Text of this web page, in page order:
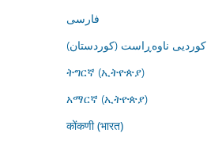
فارسى
کوردیی ناوەڕاست (کوردستان)
ትግርኛ (ኢትዮጵያ)
አማርኛ (ኢትዮጵያ)
कोंकणी (भारत)